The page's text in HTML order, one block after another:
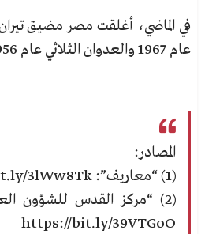
في الماضي، أغلقت مصر مضيق
عام 1967 والعدوان الثلاثي عام 1956.
المصادر:
(1) “
معاريف”: https://bit.ly/3lWw8Tk
(2) “مركز القدس للشؤون
https://bit.ly/39VTGoO